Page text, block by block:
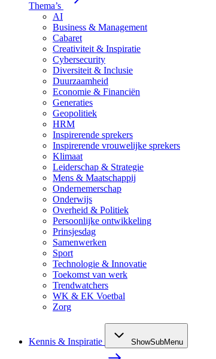
Thema’s
AI
Business & Management
Cabaret
Creativiteit & Inspiratie
Cybersecurity
Diversiteit & Inclusie
Duurzaamheid
Economie & Financiën
Generaties
Geopolitiek
HRM
Inspirerende sprekers
Inspirerende vrouwelijke sprekers
Klimaat
Leiderschap & Strategie
Mens & Maatschappij
Ondernemerschap
Onderwijs
Overheid & Politiek
Persoonlijke ontwikkeling
Prinsjesdag
Samenwerken
Sport
Technologie & Innovatie
Toekomst van werk
Trendwatchers
WK & EK Voetbal
Zorg
Kennis & Inspiratie ShowSubMenu